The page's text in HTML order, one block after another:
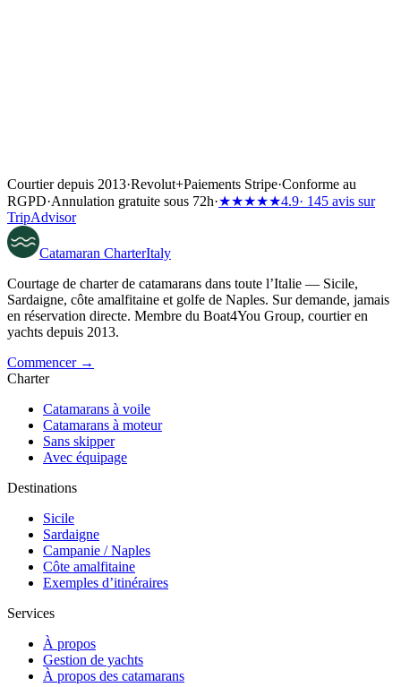
Courtier depuis 2013·Revolut+Paiements Stripe·Conforme au
RGPD·Annulation gratuite sous 72h·★★★★★4.9· 145 avis sur
TripAdvisor
Catamaran CharterItaly
Courtage de charter de catamarans dans toute l’Italie — Sicile,
Sardaigne, côte amalfitaine et golfe de Naples. Sur demande, jamais
en réservation directe. Membre du Boat4You Group, courtier en
yachts depuis 2013.
Commencer →
Charter
Catamarans à voile
Catamarans à moteur
Sans skipper
Avec équipage
Destinations
Sicile
Sardaigne
Campanie / Naples
Côte amalfitaine
Exemples d’itinéraires
Services
À propos
Gestion de yachts
À propos des catamarans